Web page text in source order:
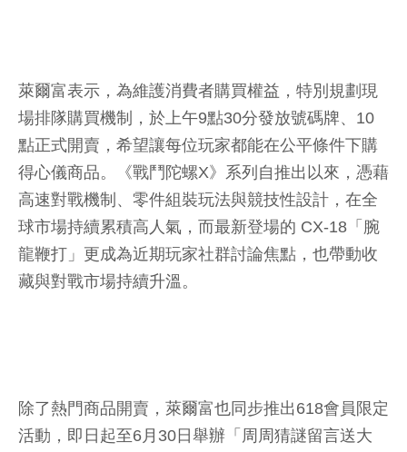
萊爾富表示，為維護消費者購買權益，特別規劃現
場排隊購買機制，於上午9點30分發放號碼牌、10
點正式開賣，希望讓每位玩家都能在公平條件下購
得心儀商品。《戰鬥陀螺X》系列自推出以來，憑藉
高速對戰機制、零件組裝玩法與競技性設計，在全
球市場持續累積高人氣，而最新登場的 CX-18「腕
龍鞭打」更成為近期玩家社群討論焦點，也帶動收
藏與對戰市場持續升溫。
除了熱門商品開賣，萊爾富也同步推出618會員限定
活動，即日起至6月30日舉辦「周周猜謎留言送大